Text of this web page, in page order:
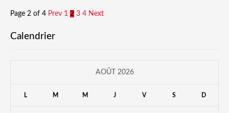
Page 2 of 4 Prev 1 2 3 4 Next
Calendrier
AOÛT 2026
L M M J V S D